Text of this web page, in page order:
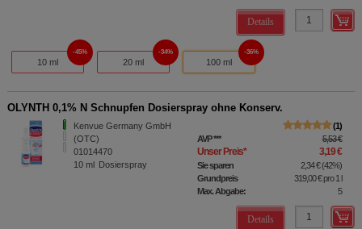
Details
10 ml
45%
20 ml
34%
100 ml
36%
OLYNTH 0,1% N Schnupfen Dosierspray ohne Konserv.
Kenvue Germany GmbH
(OTC)
01014470
10 ml Dosierspray
1
AVP*** 5,53 €
Unser Preis* 3,19 €
Sie sparen 2,34 €(42%)
Grundpreis
319,00 €pro 1 l
Max. Abgabe:
5
Details